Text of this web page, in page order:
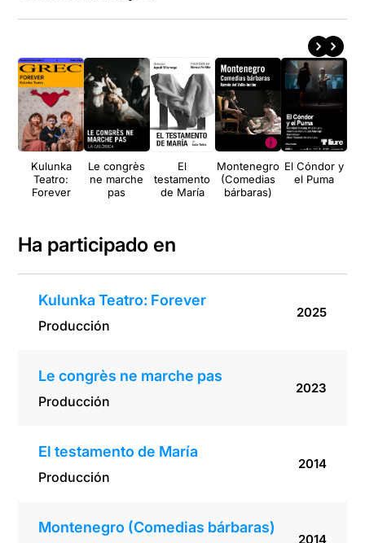
Kulunka
Teatro:
Forever
Le congrès
ne marche
pas
El
testamento
de María
Montenegro
(Comedias
bárbaras)
El Cóndor y
el Puma
Ha participado en
Kulunka Teatro: Forever
Producción
2025
Le congrès ne marche pas
Producción
2023
El testamento de María
Producción
2014
Montenegro (Comedias bárbaras)
2014